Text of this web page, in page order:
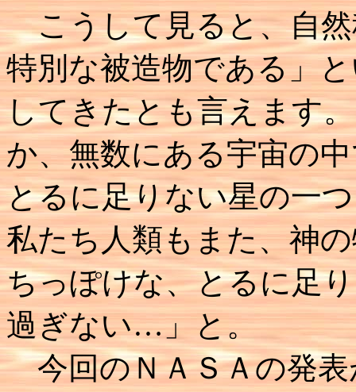
こうして見ると、自然
特別な被造物である」
してきたとも言えます
か、無数にある宇宙の
とるに足りない星の一
私たち人類もまた、神
ちっぽけな、とるに足
過ぎない…」と。
今回のＮＡＳＡの発表